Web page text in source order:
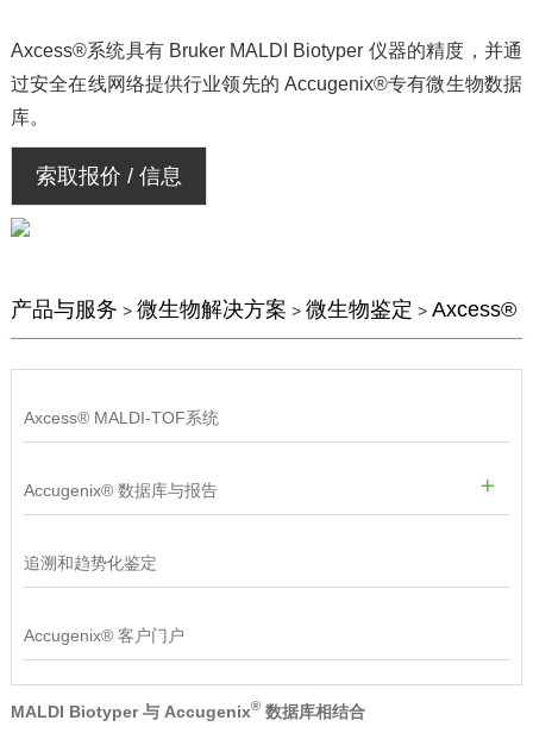
Axcess®系统具有 Bruker MALDI Biotyper 仪器的精度，并通
过安全在线网络提供行业领先的 Accugenix®专有微生物数据
库。
索取报价 / 信息
产品与服务 > 微生物解决方案 > 微生物鉴定 > Axcess®
Axcess® MALDI-TOF系统
Accugenix® 数据库与报告
追溯和趋势化鉴定
Accugenix® 客户门户
MALDI Biotyper 与 Accugenix®数据库相结合